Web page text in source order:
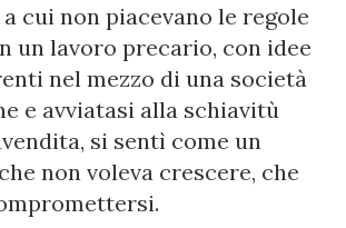
cui non piacevano le regole
un lavoro precario, con idee
nel mezzo di una società
e avviatasi alla schiavitù
si sentì come un
non voleva crescere, che